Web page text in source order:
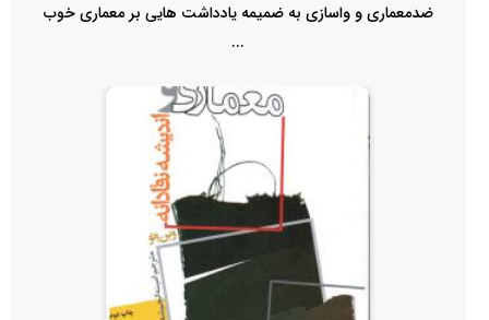
ضدمعماری و واسازی به ضمیمه یادداشت هایی بر معماری خوب
...